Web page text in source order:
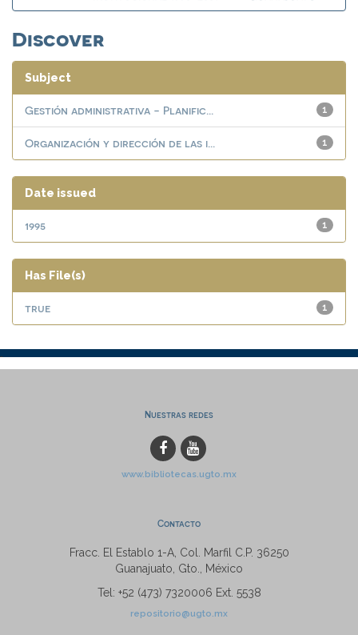
Discover
Subject
1
Gestión administrativa - Planific...
1
Organización y dirección de las i...
Date issued
1
1995
Has File(s)
1
true
Nuestras redes
www.bibliotecas.ugto.mx
Contacto
Fracc. El Establo 1-A, Col. Marfil C.P. 36250
Guanajuato, Gto., México
Tel: +52 (473) 7320006 Ext. 5538
repositorio@ugto.mx